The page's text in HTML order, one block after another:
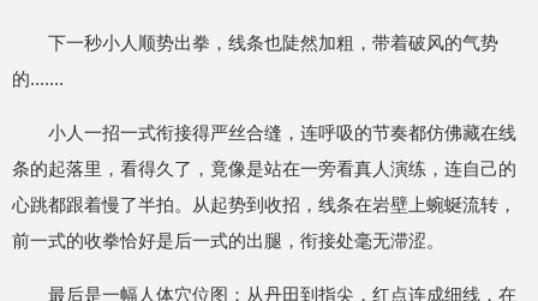
下一秒小人顺势出拳，线条也陡然加粗，带着破风的气势
的.......
小人一招一式衔接得严丝合缝，连呼吸的节奏都仿佛藏在线
条的起落里，看得久了，竟像是站在一旁看真人演练，连自己的
心跳都跟着慢了半拍。从起势到收招，线条在岩壁上蜿蜒流转，
前一式的收拳恰好是后一式的出腿，衔接处毫无滞涩。
最后是一幅人体穴位图：从丹田到指尖，红点连成细线，在